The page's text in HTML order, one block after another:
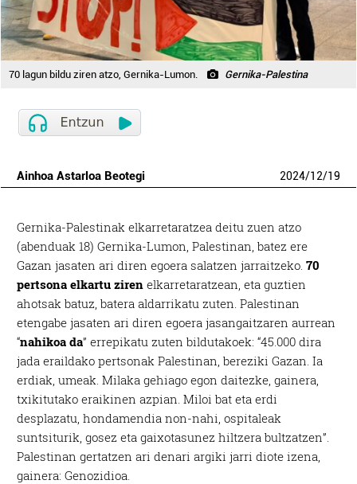
70 lagun bildu ziren atzo, Gernika-Lumon. Gernika-Palestina
Ainhoa Astarloa Beotegi 2024/12/19
Gernika-Palestinak elkarretaratzea deitu zuen atzo
(abenduak 18) Gernika-Lumon, Palestinan, batez ere
Gazan jasaten ari diren egoera salatzen jarraitzeko. 70
pertsona elkartu ziren elkarretaratzean, eta guztien
ahotsak batuz, batera aldarrikatu zuten. Palestinan
etengabe jasaten ari diren egoera jasangaitzaren aurrean
“nahikoa da” errepikatu zuten bildutakoek: “45.000 dira
jada eraildako pertsonak Palestinan, bereziki Gazan. Ia
erdiak, umeak. Milaka gehiago egon daitezke, gainera,
txikitutako eraikinen azpian. Miloi bat eta erdi
desplazatu, hondamendia non-nahi, ospitaleak
suntsiturik, gosez eta gaixotasunez hiltzera bultzatzen”.
Palestinan gertatzen ari denari argiki jarri diote izena,
gainera: Genozidioa.